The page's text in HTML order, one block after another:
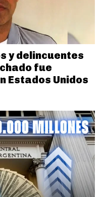
y delincuentes
fue
Estados Unidos